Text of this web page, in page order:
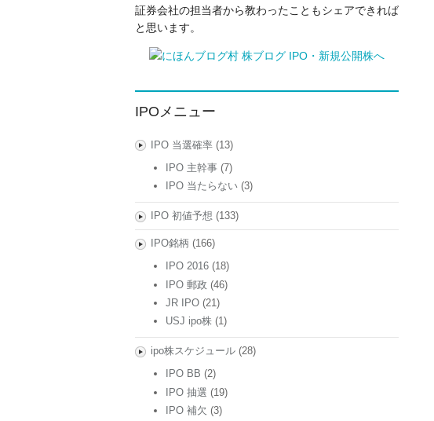
証券会社の担当者から教わったこともシェアできれば
と思います。
IPOメニュー
IPO 当選確率(13)
IPO 主幹事 (7)
IPO 当たらない (3)
IPO 初値予想 (133)
IPO銘柄 (166)
IPO 2016 (18)
IPO 郵政 (46)
JR IPO (21)
USJ ipo株 (1)
ipo株スケジュール(28)
IPO BB (2)
IPO 抽選 (19)
IPO 補欠 (3)